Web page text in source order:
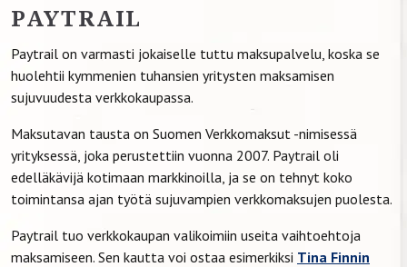
PAYTRAIL
Paytrail on varmasti jokaiselle tuttu maksupalvelu, koska se
huolehtii kymmenien tuhansien yritysten maksamisen
sujuvuudesta verkkokaupassa.
Maksutavan tausta on Suomen Verkkomaksut -nimisessä
yrityksessä, joka perustettiin vuonna 2007. Paytrail oli
edelläkävijä kotimaan markkinoilla, ja se on tehnyt koko
toimintansa ajan työtä sujuvampien verkkomaksujen puolesta.
Paytrail tuo verkkokaupan valikoimiin useita vaihtoehtoja
maksamiseen. Sen kautta voi ostaa esimerkiksi Tina Finnin